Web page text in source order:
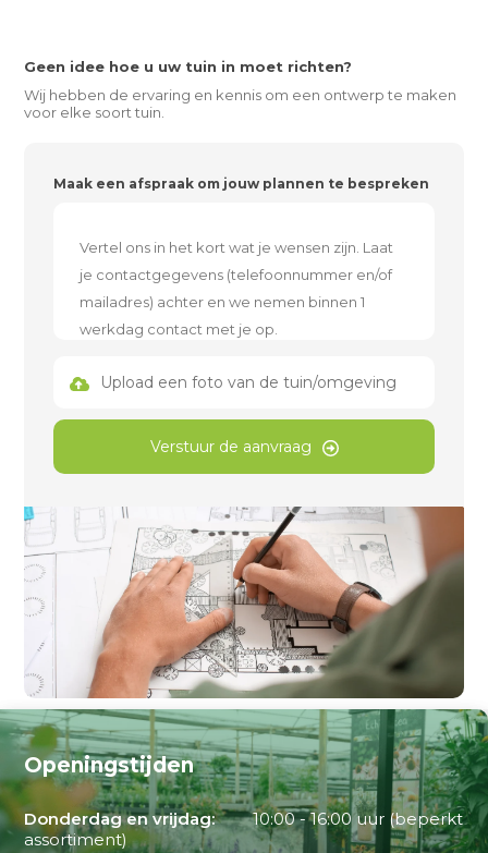
Geen idee hoe u uw tuin in moet richten?
Wij hebben de ervaring en kennis om een ontwerp te maken
voor elke soort tuin.
Maak een afspraak om jouw plannen te bespreken
Upload een foto van de tuin/omgeving
Verstuur de aanvraag
Openingstijden
Donderdag en vrijdag:
10:00 - 16:00 uur (beperkt
assortiment)